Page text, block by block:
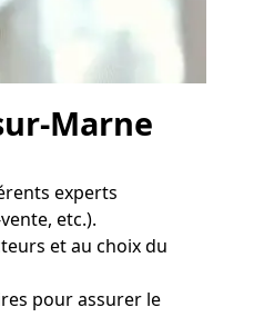
Marne
experts
etc.).
et au choix du
pour assurer le